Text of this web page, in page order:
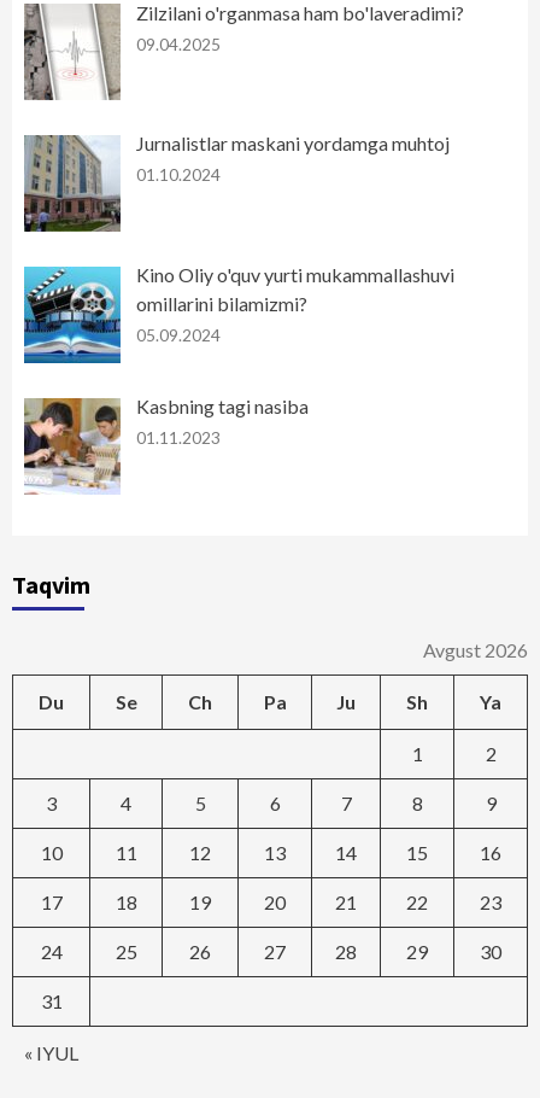
Zilzilani o'rganmasa ham bo'laveradimi?
09.04.2025
Jurnalistlar maskani yordamga muhtoj
01.10.2024
Kino Oliy o'quv yurti mukammallashuvi
omillarini bilamizmi?
05.09.2024
Kasbning tagi nasiba
01.11.2023
Taqvim
Avgust 2026
Du Se Ch Pa Ju Sh Ya
« IYUL
1 2
3 4 5 6 7 8 9
10 11 12 13 14 15 16
17 18 19 20 21 22 23
24 25 26 27 28 29 30
31